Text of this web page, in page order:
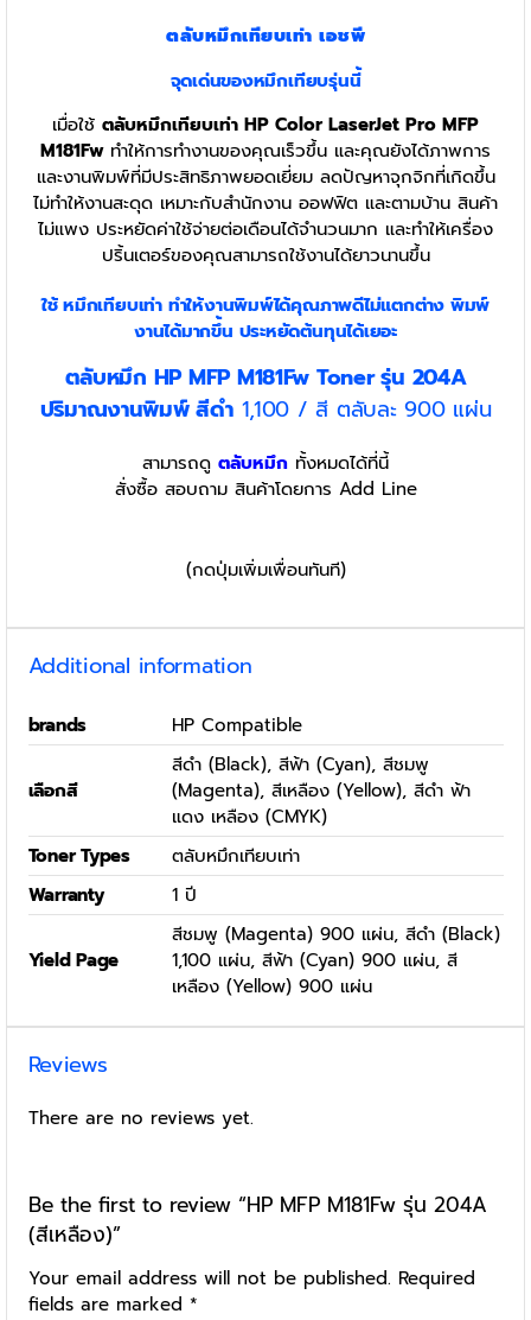
ตลับหมึกเทียบเท่า เอชพี
จุดเด่นของหมึกเทียบรุ่นนี้
เมื่อใช้ ตลับหมึกเทียบเท่า HP Color LaserJet Pro MFP
M181Fw ทำให้การทำงานของคุณเร็วขึ้น และคุณยังได้ภาพการ
และงานพิมพ์ที่มีประสิทธิภาพยอดเยี่ยม ลดปัญหาจุกจิกที่เกิดขึ้น
ไม่ทำให้งานสะดุด เหมาะกับสำนักงาน ออฟฟิต และตามบ้าน สินค้า
ไม่แพง ประหยัดค่าใช้จ่ายต่อเดือนได้จำนวนมาก และทำให้เครื่อง
ปริ้นเตอร์ของคุณสามารถใช้งานได้ยาวนานขึ้น
ใช้ หมึกเทียบเท่า ทำให้งานพิมพ์ได้คุณภาพดีไม่แตกต่าง พิมพ์
งานได้มากขึ้น ประหยัดต้นทุนได้เยอะ
ตลับหมึก HP MFP M181Fw Toner รุ่น 204A
ปริมาณงานพิมพ์ สีดำ1,100 / สี ตลับละ 900 แผ่น
สามารถดู ตลับหมึก ทั้งหมดได้ที่นี้
สั่งซื้อ สอบถาม สินค้าโดยการ Add Line
(กดปุ่มเพิ่มเพื่อนทันที)
Additional information
brands HP Compatible
เลือกสี
สีดำ (Black), สีฟ้า (Cyan), สีชมพู
(Magenta), สีเหลือง (Yellow), สีดำ ฟ้า
แดง เหลือง (CMYK)
Toner Types
ตลับหมึกเทียบเท่า
Warranty
1 ปี
Yield Page
สีชมพู (Magenta) 900 แผ่น, สีดำ (Black)
1,100 แผ่น, สีฟ้า (Cyan) 900 แผ่น, สี
เหลือง (Yellow) 900 แผ่น
Reviews
There are no reviews yet.
Be the first to review “HP MFP M181Fw รุ่น 204A
(สีเหลือง)”
Your email address will not be published. Required
fields are marked *